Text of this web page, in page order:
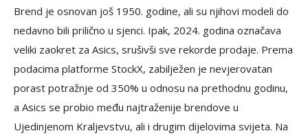
Brend je osnovan još 1950. godine, ali su njihovi modeli do
nedavno bili prilično u sjenci. Ipak, 2024. godina označava
veliki zaokret za Asics, srušivši sve rekorde prodaje. Prema
podacima platforme StockX, zabilježen je nevjerovatan
porast potražnje od 350% u odnosu na prethodnu godinu,
a Asics se probio među najtraženije brendove u
Ujedinjenom Kraljevstvu, ali i drugim dijelovima svijeta. Na